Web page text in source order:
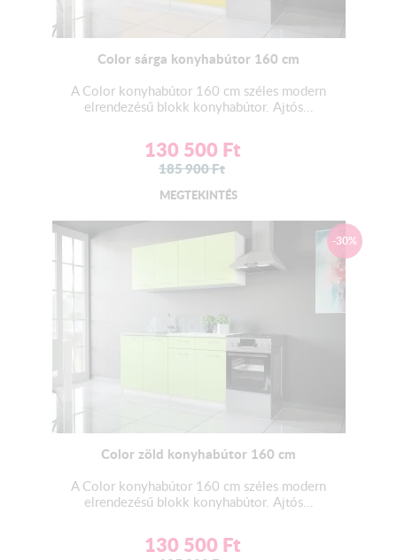
Color sárga konyhabútor 160 cm
A Color konyhabútor 160 cm széles modern
elrendezésű blokk konyhabútor. Ajtós...
130 500 Ft
185 900Ft
MEGTEKINTÉS
-30%
Color zöld konyhabútor 160 cm
A Color konyhabútor 160 cm széles modern
elrendezésű blokk konyhabútor. Ajtós...
130 500 Ft